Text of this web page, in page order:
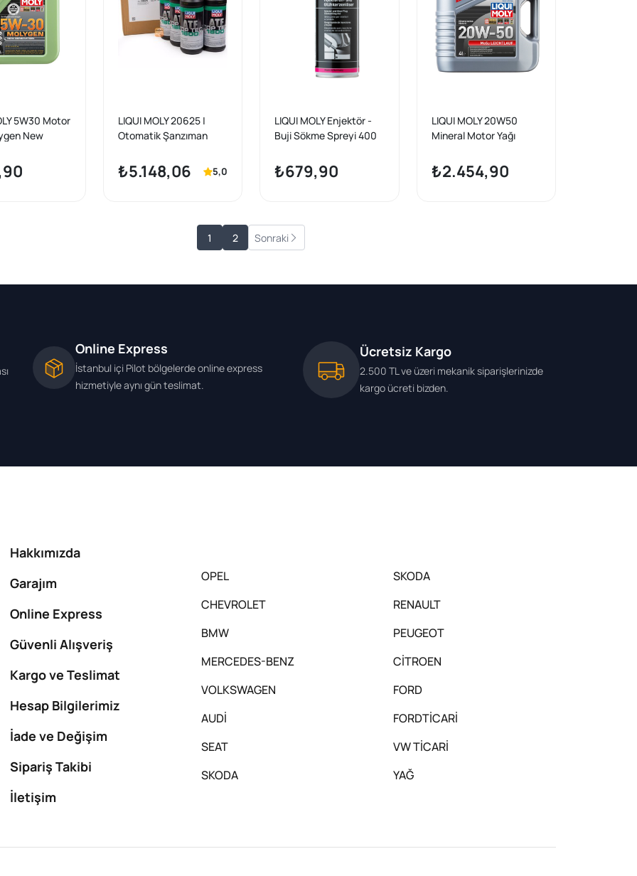
5W30 Motor
New
LIQUI MOLY 20625 |
Otomatik Şanzıman
₺5.148,06 5,0
LIQUI MOLY Enjektör -
Buji Sökme Spreyi 400
₺679,90
LIQUI MOLY 20W50
Mineral Motor Yağı
Litre (21358)
₺2.454,90
1 2 Sonraki
Online Express
İstanbul içi Pilot bölgelerde online express
hizmetiyle aynı gün teslimat.
Ücretsiz Kargo
2.500 TL ve üzeri mekanik siparişlerinizde
kargo ücreti bizden.
Hakkımızda
Garajım
Online Express
Güvenli Alışveriş
Kargo ve Teslimat
Hesap Bilgilerimiz
İade ve Değişim
Sipariş Takibi
İletişim
OPEL
CHEVROLET
BMW
MERCEDES-BENZ
VOLKSWAGEN
AUDİ
SEAT
SKODA
SKODA
RENAULT
PEUGEOT
CİTROEN
FORD
FORDTİCARİ
VW TİCARİ
YAĞ